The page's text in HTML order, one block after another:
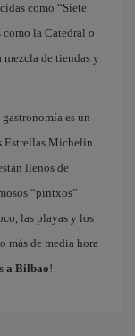
como “Siete
la Catedral o
mezcla de tiendas y
es un
Estrellas Michelin
llenos de
“pintxos”
las playas y los
más de media hora
a Bilbao!